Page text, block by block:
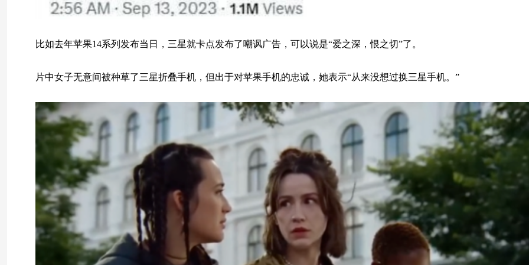
比如去年苹果14系列发布当日，三星就卡点发布了嘲讽广告，可以说是“爱之深，恨之切”了。
片中女子无意间被种草了三星折叠手机，但出于对苹果手机的忠诚，她表示“从来没想过换三星手机。”